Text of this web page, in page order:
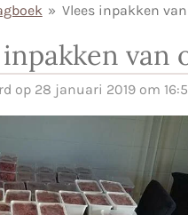
» Vlees inpakken
van
op 28 januari 2019 om